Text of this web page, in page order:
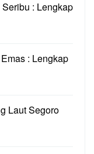
: Lengkap
: Lengkap
Laut Segoro